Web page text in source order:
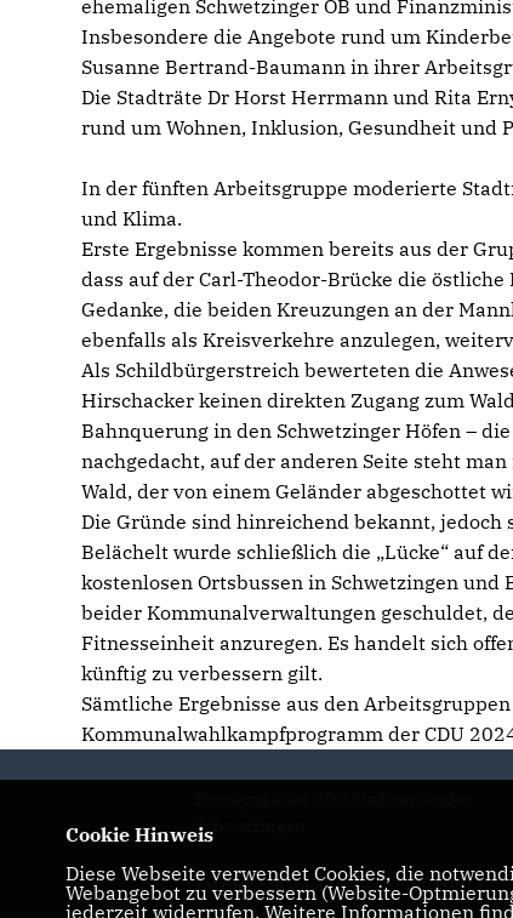
ehemaligen Schwetzinger OB und
Insbesondere die Angebote rund um
Susanne Bertrand-Baumann in ihrer
Die Stadträte Dr Horst Herrmann und Rita
rund um Wohnen, Inklusion, Gesundheit und
In der fünften Arbeitsgruppe moderierte
und Klima.
Erste Ergebnisse kommen bereits aus der
dass auf der Carl-Theodor-Brücke die
Gedanke, die beiden Kreuzungen an der
ebenfalls als Kreisverkehre anzulegen,
Als Schildbürgerstreich bewerteten die
Hirschacker keinen direkten Zugang zum
Bahnquerung in den Schwetzinger Höfen –
nachgedacht, auf der anderen Seite steht
Wald, der von einem Geländer abgeschottet
Die Gründe sind hinreichend bekannt,
Belächelt wurde schließlich die „Lücke“ auf
kostenlosen Ortsbussen in Schwetzingen
beider Kommunalverwaltungen geschuldet,
Fitnesseinheit anzuregen. Es handelt sich
künftig zu verbessern gilt.
Sämtliche Ergebnisse aus den
Kommunalwahlkampfprogramm der CDU
Schwetzingen
IMPRESSUM
DATENSCHUTZ
KONTAKT
Cookie Hinweis
Diese Webseite verwendet Cookies, die
Webangebot zu verbessern (Website-
jederzeit widerrufen. Weitere Informationen